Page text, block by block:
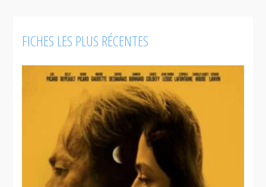
Les ordres
FICHES LES PLUS RÉCENTES